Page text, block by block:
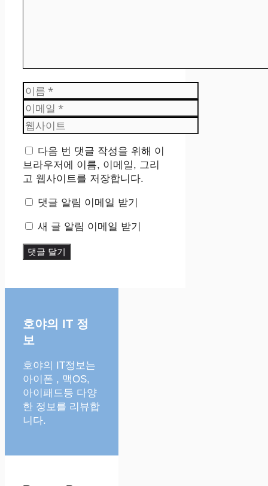
이
름
이
메
일
웹
사
이
트
다음 번 댓글 작성을 위해 이
브라우저에 이름, 이메일, 그리
고 웹사이트를 저장합니다.
댓글 알림 이메일 받기
새 글 알림 이메일 받기
호야의 IT 정
보
호야의 IT정보는
아이폰 , 맥OS,
아이패드등 다양
한 정보를 리뷰합
니다.